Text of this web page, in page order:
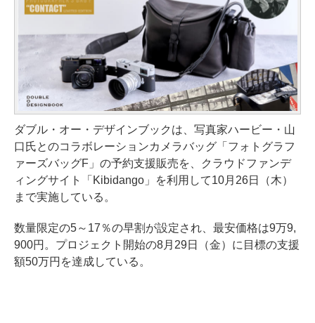
ダブル・オー・デザインブックは、写真家ハービー・山
口氏とのコラボレーションカメラバッグ「フォトグラフ
ァーズバッグF」の予約支援販売を、クラウドファンデ
ィングサイト「Kibidango」を利用して10月26日（木）
まで実施している。
数量限定の5～17％の早割が設定され、最安価格は9万9,
900円。プロジェクト開始の8月29日（金）に目標の支援
額50万円を達成している。